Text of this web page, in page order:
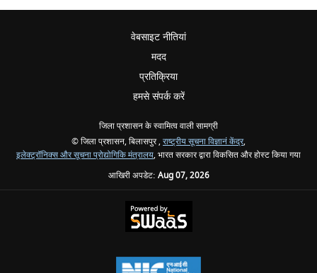
वेबसाइट नीतियां
मदद
प्रतिक्रिया
हमसे संपर्क करें
जिला प्रशासन के स्वामित्व वाली सामग्री
© जिला प्रशासन, बिलासपुर , राष्ट्रीय सूचना विज्ञानं केंद्र,
इलेक्ट्रॉनिक्स और सूचना प्रोद्योगिकि मंत्रालय, भारत सरकार द्वारा विकसित और होस्ट किया गया
आखिरी अपडेट: Aug 07, 2026